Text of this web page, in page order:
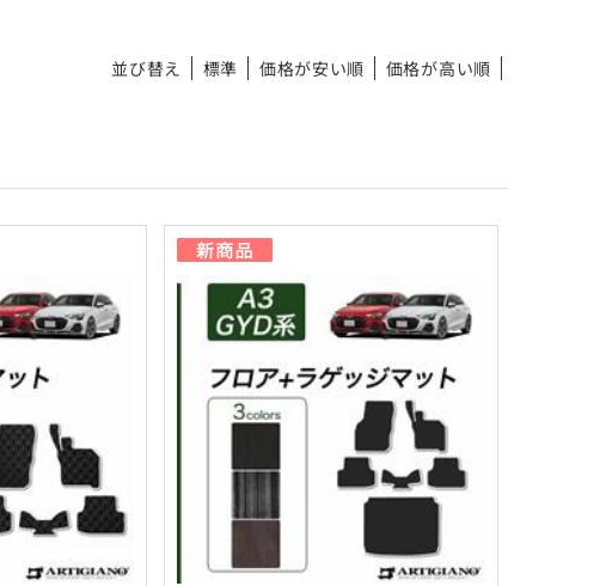
並び替え 標準 価格が安い順 価格が高い順